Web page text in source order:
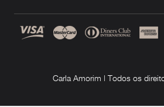
Carla Amorim | Todos os